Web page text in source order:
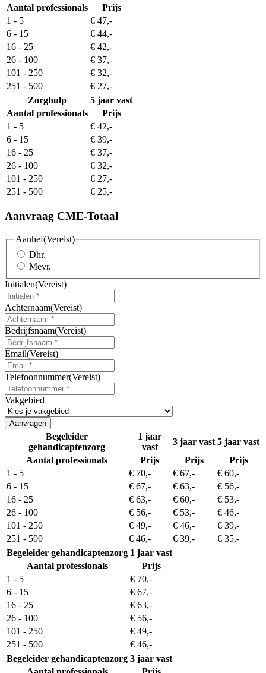
Aantal professionals
Prijs
1 - 5
€ 47,-
6 - 15
€ 44,-
16 - 25
€ 42,-
26 - 100
€ 37,-
101 - 250
€ 32,-
251 - 500
€ 27,-
Zorghulp
5 jaar vast
Aantal professionals
Prijs
1 - 5
€ 42,-
6 - 15
€ 39,-
16 - 25
€ 37,-
26 - 100
€ 32,-
101 - 250
€ 27,-
251 - 500
€ 25,-
Aanvraag CME-Totaal
Aanhef(Vereist)
Dhr.
Mevr.
Initialen(Vereist)
Achternaam(Vereist)
Bedrijfsnaam(Vereist)
Email(Vereist)
Telefoonnummer(Vereist)
Vakgebied
Begeleider
gehandicaptenzorg
1 jaar
vast
3 jaar vast 5 jaar vast
Aantal professionals
Prijs Prijs
Prijs
1 - 5
€ 70,- € 67,-
€ 60,-
6 - 15
€ 67,- € 63,-
€ 56,-
16 - 25
€ 63,- € 60,-
€ 53,-
26 - 100
€ 56,- € 53,-
€ 46,-
101 - 250
€ 49,- € 46,-
€ 39,-
251 - 500
€ 46,- € 39,-
€ 35,-
Begeleider gehandicaptenzorg 1 jaar vast
Aantal professionals
Prijs
1 - 5
€ 70,-
6 - 15
€ 67,-
16 - 25
€ 63,-
26 - 100
€ 56,-
101 - 250
€ 49,-
251 - 500
€ 46,-
Begeleider gehandicaptenzorg 3 jaar vast